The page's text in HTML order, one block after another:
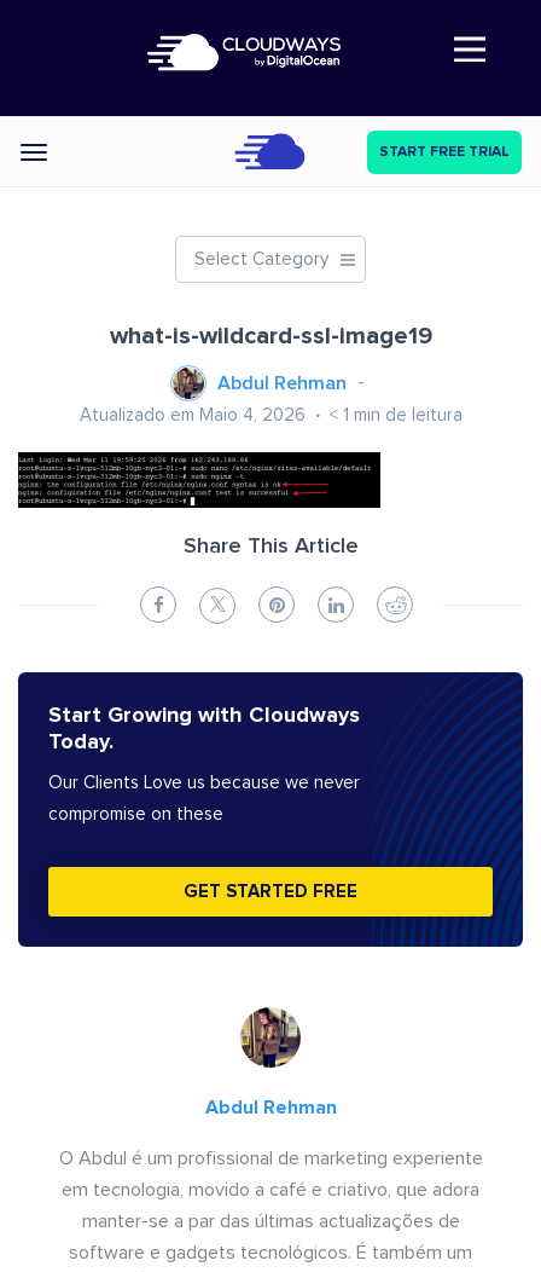
Abre a navegação
Categories START FREE TRIAL
Select Category
what-is-wildcard-ssl-image19
Abdul Rehman
Atualizado em Maio 4, 2026 < 1 min de leitura
Share This Article
Start Growing with Cloudways
Today.
Our Clients Love us because we never
compromise on these
GET STARTED FREE
Abdul Rehman
O Abdul é um profissional de marketing experiente
em tecnologia, movido a café e criativo, que adora
manter-se a par das últimas actualizações de
software e gadgets tecnológicos. É também um